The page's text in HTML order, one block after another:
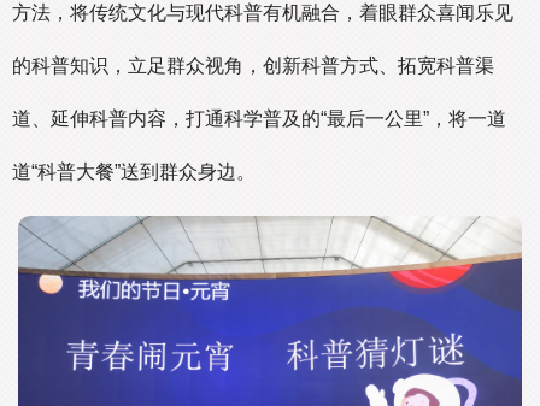
方法，将传统文化与现代科普有机融合，着眼群众喜闻乐见
的科普知识，立足群众视角，创新科普方式、拓宽科普渠
道、延伸科普内容，打通科学普及的“最后一公里”，将一道
道“科普大餐”送到群众身边。